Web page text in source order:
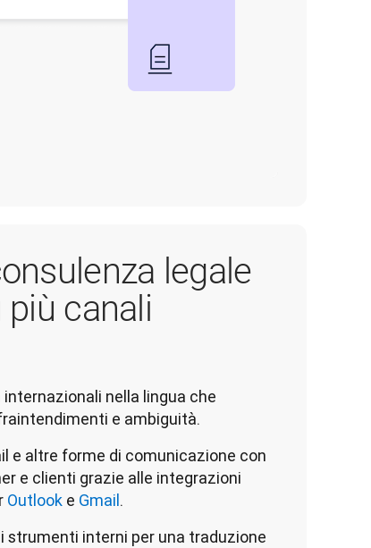
legale
canali
nella lingua che
e ambiguità.
e altre forme di comunicazione con
e clienti grazie alle integrazioni
Outlook e Gmail.
strumenti interni per una traduzione